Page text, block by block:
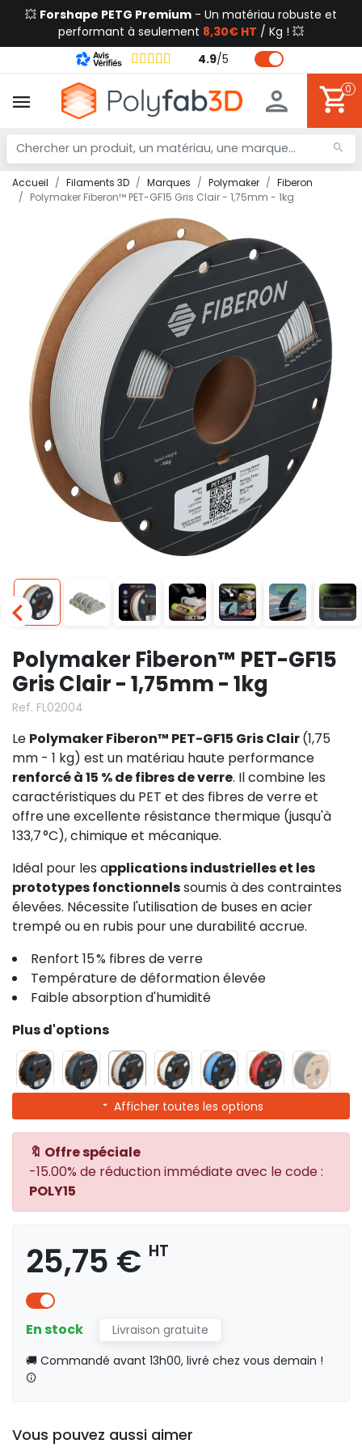
💥 Forshape PETG Premium - Un matériau robuste et
performant à seulement 8,30€ HT / Kg ! 💥
4.9/5
0
Accueil Filaments 3D Marques Polymaker
Fiberon
Polymaker Fiberon™ PET-GF15 Gris Clair - 1,75mm - 1kg
Polymaker Fiberon™ PET-GF15
Gris Clair - 1,75mm - 1kg
Ref. FL02004
Le Polymaker Fiberon™ PET-GF15 Gris Clair(1,75
mm - 1 kg) est un matériau haute performance
renforcé à 15 % de fibres de verre. Il combine les
caractéristiques du PET et des fibres de verre et
offre une excellente résistance thermique (jusqu'à
133,7 °C), chimique et mécanique.
Idéal pour les applications industrielles et les
prototypes fonctionnelssoumis à des contraintes
élevées. Nécessite l'utilisation de buses en acier
trempé ou en rubis pour une durabilité accrue.
Renfort 15 % fibres de verre
Température de déformation élevée
Faible absorption d'humidité
Plus d'options
Afficher toutes les options
🔖 Offre spéciale
-15.00% de réduction immédiate avec le code :
POLY15
25,75 € HT
En stock
Livraison gratuite
🚚 Commandé avant 13h00, livré chez vous demain !
Vous pouvez aussi aimer